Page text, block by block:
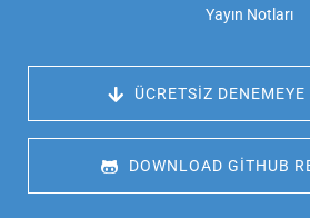
Yayın Notları
ÜCRETSIZ
DOWNLOAD GITHUB